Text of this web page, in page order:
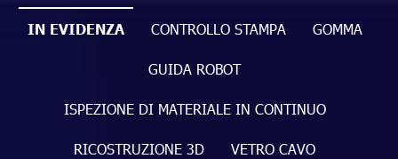
IN EVIDENZA CONTROLLO STAMPA GOMMA
GUIDA ROBOT
ISPEZIONE DI MATERIALE IN CONTINUO
RICOSTRUZIONE 3D VETRO CAVO